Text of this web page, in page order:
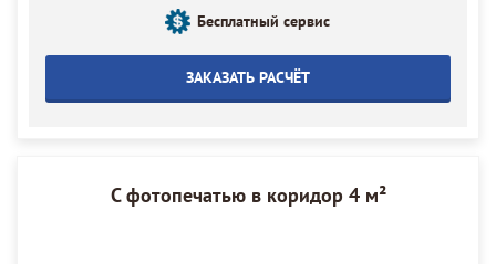
Бесплатный сервис
ЗАКАЗАТЬ РАСЧЁТ
С фотопечатью в коридор 4 м²